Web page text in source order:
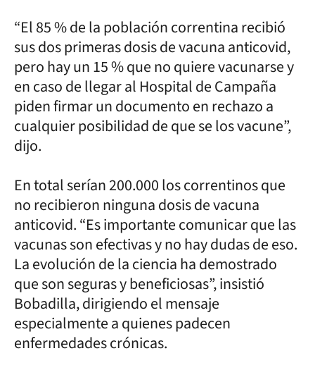
“El 85 % de la población correntina recibió
sus dos primeras dosis de vacuna anticovid,
pero hay un 15 % que no quiere vacunarse y
en caso de llegar al Hospital de Campaña
piden firmar un documento en rechazo a
cualquier posibilidad de que se los vacune”,
dijo.
En total serían 200.000 los correntinos que
no recibieron ninguna dosis de vacuna
anticovid. “Es importante comunicar que las
vacunas son efectivas y no hay dudas de eso.
La evolución de la ciencia ha demostrado
que son seguras y beneficiosas”, insistió
Bobadilla, dirigiendo el mensaje
especialmente a quienes padecen
enfermedades crónicas.